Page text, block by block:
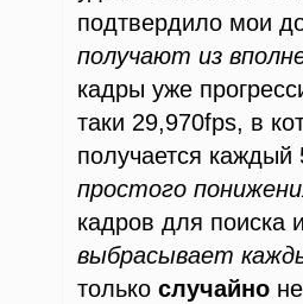
подтвердило мои
получают из
кадры уже
таки 29,970fps, в
получается
простого
кадров для
выбрасывает
только случайно